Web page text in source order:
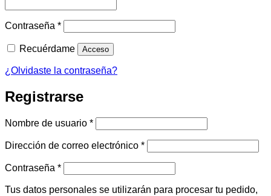
Contraseña *Obligatorio
Recuérdame Acceso
¿Olvidaste la contraseña?
Registrarse
Nombre de usuario *Obligatorio
Dirección de correo electrónico *Obligatorio
Contraseña *Obligatorio
Tus datos personales se utilizarán para procesar tu pedido,